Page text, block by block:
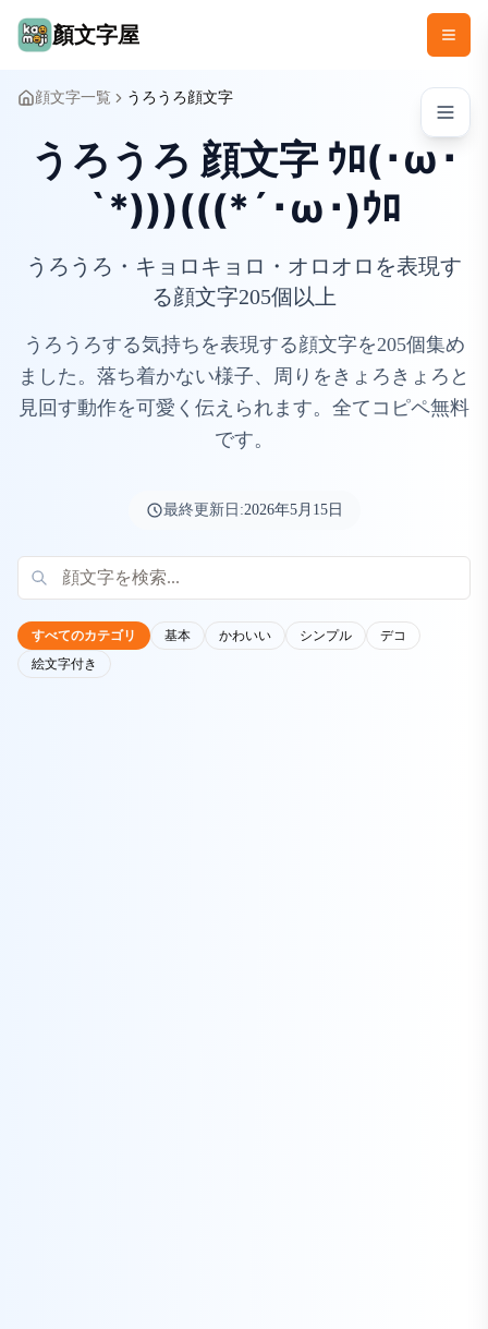
顏文字屋
顔文字一覧 うろうろ顔文字
うろうろ 顔文字 ｳﾛ(･ω･
`*)))(((*´･ω･)ｳﾛ
うろうろ・キョロキョロ・オロオロを表現す
る顔文字205個以上
うろうろする気持ちを表現する顔文字を205個集め
ました。落ち着かない様子、周りをきょろきょろと
見回す動作を可愛く伝えられます。全てコピペ無料
です。
最終更新日:2026年5月15日
すべてのカテゴリ 基本 かわいい シンプル
デコ
絵文字付き